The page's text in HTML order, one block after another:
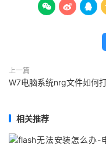
  
上一篇
W7电脑系统nrg文件如何
相关推荐